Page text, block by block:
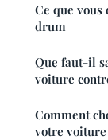
Ce que vous
drum
Que faut-il
voiture
Comment
votre